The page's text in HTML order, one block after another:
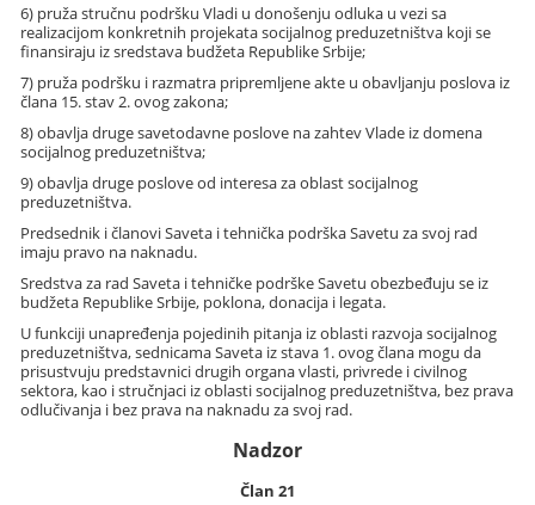
6) pruža stručnu podršku Vladi u donošenju odluka u vezi sa
realizacijom konkretnih projekata socijalnog preduzetništva koji se
finansiraju iz sredstava budžeta Republike Srbije;
7) pruža podršku i razmatra pripremljene akte u obavljanju poslova iz
člana 15. stav 2. ovog zakona;
8) obavlja druge savetodavne poslove na zahtev Vlade iz domena
socijalnog preduzetništva;
9) obavlja druge poslove od interesa za oblast socijalnog
preduzetništva.
Predsednik i članovi Saveta i tehnička podrška Savetu za svoj rad
imaju pravo na naknadu.
Sredstva za rad Saveta i tehničke podrške Savetu obezbeđuju se iz
budžeta Republike Srbije, poklona, donacija i legata.
U funkciji unapređenja pojedinih pitanja iz oblasti razvoja socijalnog
preduzetništva, sednicama Saveta iz stava 1. ovog člana mogu da
prisustvuju predstavnici drugih organa vlasti, privrede i civilnog
sektora, kao i stručnjaci iz oblasti socijalnog preduzetništva, bez prava
odlučivanja i bez prava na naknadu za svoj rad.
Nadzor
Član 21